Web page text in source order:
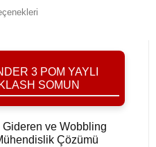
3 POM YAYLI
SOMUN
Gideren ve Wobbling
Çözümü